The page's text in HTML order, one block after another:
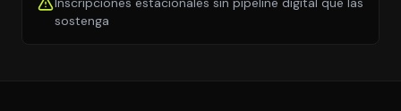
sostenga